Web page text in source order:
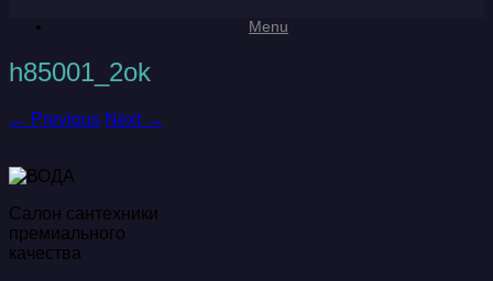
Menu
h85001_2ok
← Previous Next →
Салон сантехники
премиального
качества